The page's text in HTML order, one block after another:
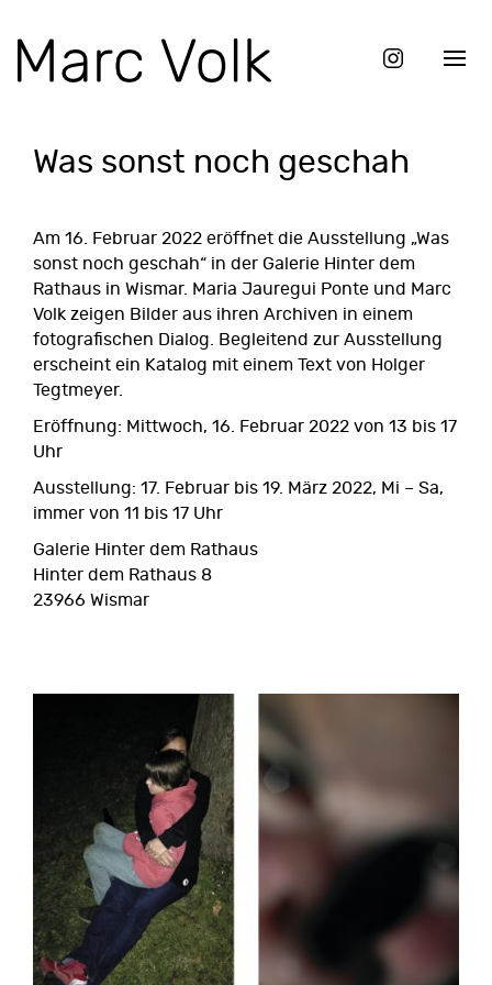
Was sonst noch geschah
Am 16. Februar 2022 eröffnet die Ausstellung „Was
sonst noch geschah“ in der Galerie Hinter dem
Rathaus in Wismar. Maria Jauregui Ponte und Marc
Volk zeigen Bilder aus ihren Archiven in einem
fotografischen Dialog. Begleitend zur Ausstellung
erscheint ein Katalog mit einem Text von Holger
Tegtmeyer.
Eröffnung: Mittwoch, 16. Februar 2022 von 13 bis 17
Uhr
Ausstellung: 17. Februar bis 19. März 2022, Mi – Sa,
immer von 11 bis 17 Uhr
Galerie Hinter dem Rathaus
Hinter dem Rathaus 8
23966 Wismar